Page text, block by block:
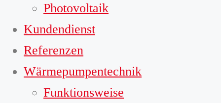
Photovoltaik
Kundendienst
Referenzen
Wärmepumpentechnik
Funktionsweise